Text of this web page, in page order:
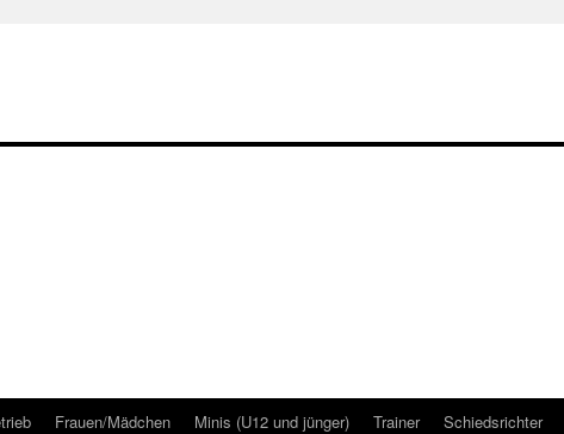
Frauen/Mädchen Minis (U12 und jünger) Trainer Schiedsrichter